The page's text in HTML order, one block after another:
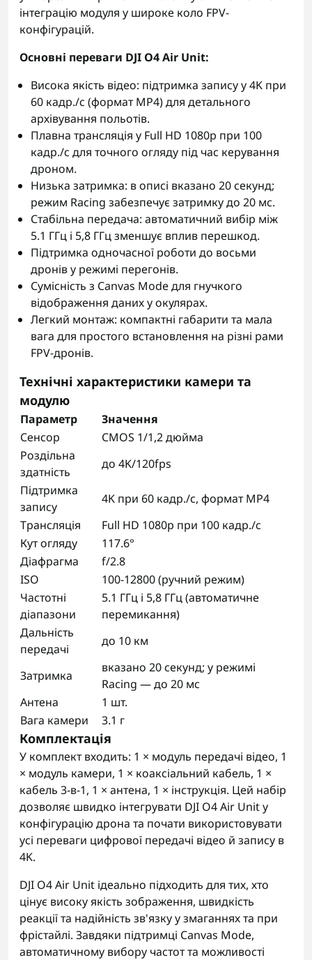
інтеграцію модуля у широке коло FPV-
конфігурацій.
Основні переваги DJI O4 Air Unit:
Висока якість відео: підтримка запису у 4K при
60 кадр./с (формат MP4) для детального
архівування польотів.
Плавна трансляція у Full HD 1080p при 100
кадр./с для точного огляду під час керування
дроном.
Низька затримка: в описі вказано 20 секунд;
режим Racing забезпечує затримку до 20 мс.
Стабільна передача: автоматичний вибір між
5.1 ГГц і 5,8 ГГц зменшує вплив перешкод.
Підтримка одночасної роботи до восьми
дронів у режимі перегонів.
Сумісність з Canvas Mode для гнучкого
відображення даних у окулярах.
Легкий монтаж: компактні габарити та мала
вага для простого встановлення на різні рами
FPV-дронів.
Технічні характеристики камери та
модулю
Параметр
Значення
Сенсор
CMOS 1/1,2 дюйма
Роздільна
здатність
до 4K/120fps
Підтримка
запису
4K при 60 кадр./с, формат MP4
Трансляція
Full HD 1080p при 100 кадр./с
Кут огляду
117.6°
Діафрагма
f/2.8
ISO
100-12800 (ручний режим)
Частотні
діапазони
5.1 ГГц і 5,8 ГГц (автоматичне
перемикання)
Дальність
передачі
до 10 км
Затримка
вказано 20 секунд; у режимі
Racing — до 20 мс
Антена
1 шт.
Вага камери
3.1 г
Комплектація
У комплект входить: 1 × модуль передачі відео, 1
× модуль камери, 1 × коаксіальний кабель, 1 ×
кабель 3-в-1, 1 × антена, 1 × інструкція. Цей набір
дозволяє швидко інтегрувати DJI O4 Air Unit у
конфігурацію дрона та почати використовувати
усі переваги цифрової передачі відео й запису в
4K.
DJI O4 Air Unit ідеально підходить для тих, хто
цінує високу якість зображення, швидкість
реакції та надійність зв'язку у змаганнях та при
фрістайлі. Завдяки підтримці Canvas Mode,
автоматичному вибору частот та можливості